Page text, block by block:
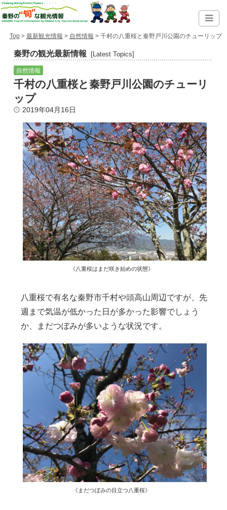
Top> 最新観光情報 > 自然情報 > 千村の八重桜と秦野戸川公園のチューリップ
秦野の観光最新情報 [Latest Topics]
自然情報
千村の八重桜と秦野戸川公園のチューリ
ップ
2019年04月16日
《八重桜はまだ咲き始めの状態》
八重桜で有名な秦野市千村や頭高山周辺ですが、先
週まで気温が低かった日が多かった影響でしょう
か、まだつぼみが多いような状況です。
《まだつぼみの目立つ八重桜》